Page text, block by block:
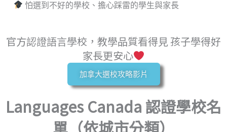
怕選到不好的學校、擔心踩雷的學生與家長
官方認證語言學校，教學品質看得見 孩子學得好
家長更安心
加拿大選校攻略影片
Languages Canada 認證學校名
單（依城市分類）